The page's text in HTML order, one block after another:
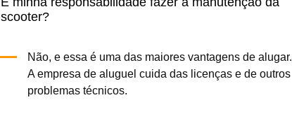
scooter?
Não, e essa é uma das maiores vantagens de alugar.
A empresa de aluguel cuida das licenças e de outros
problemas técnicos.